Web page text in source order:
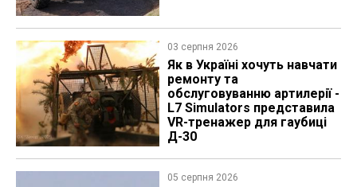
03 серпня 2026
Як в Україні хочуть навчати
ремонту та
обслуговуванню артилерії -
L7 Simulators представила
VR-тренажер для гаубиці
Д-30
05 серпня 2026